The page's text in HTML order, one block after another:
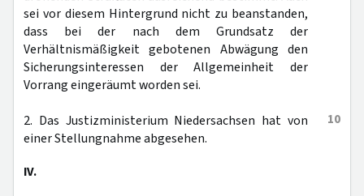
sei vor diesem Hintergrund nicht zu beanstanden,
dass bei der nach dem Grundsatz der
Verhältnismäßigkeit gebotenen Abwägung den
Sicherungsinteressen der Allgemeinheit der
Vorrang eingeräumt worden sei.
10
2. Das Justizministerium Niedersachsen hat von
einer Stellungnahme abgesehen.
IV.